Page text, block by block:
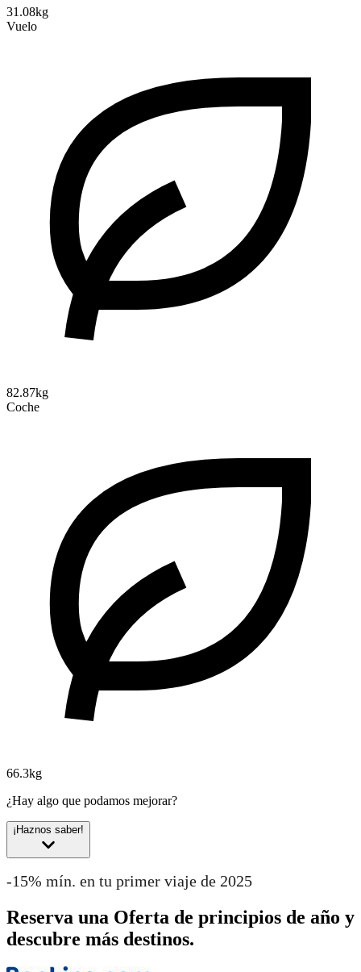
31.08kg
Vuelo
82.87kg
Coche
66.3kg
¿Hay algo que podamos mejorar?
¡Haznos saber!
-15% mín. en tu primer viaje de 2025
Reserva una Oferta de principios de año y
descubre más destinos.